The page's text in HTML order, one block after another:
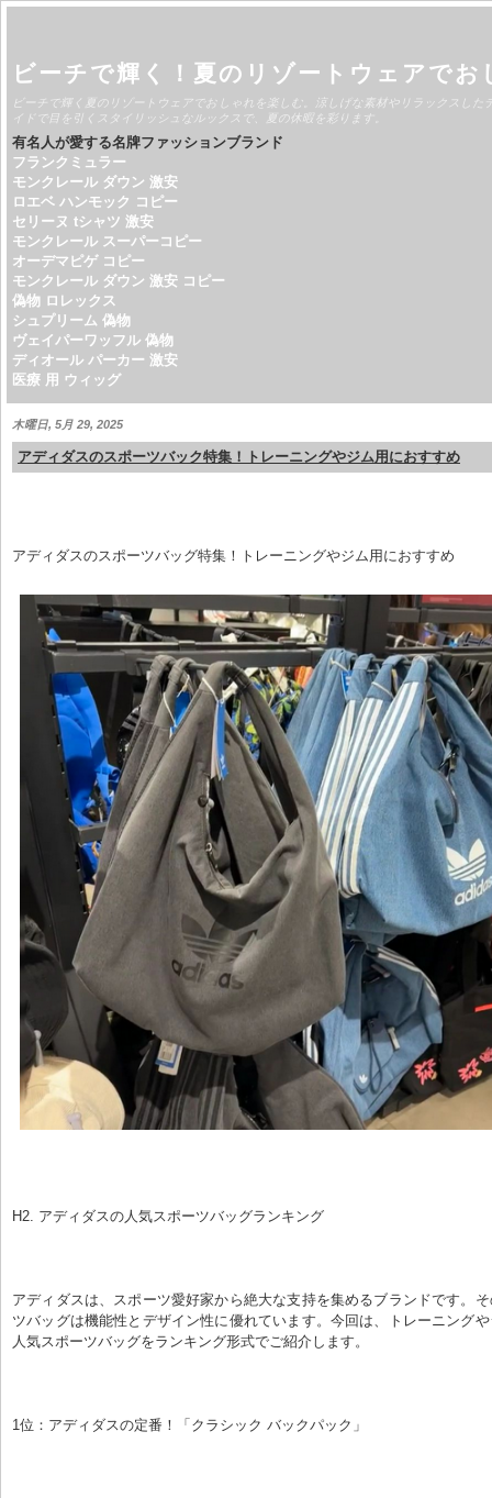
ビーチで輝く！夏のリゾートウェアでお
ビーチで輝く夏のリゾートウェアでおしゃれを楽しむ。涼しげな素材やリラックスし
イドで目を引くスタイリッシュなルックスで、夏の休暇を彩ります。
有名人が愛する名牌ファッションブランド
フランクミュラー
モンクレール ダウン 激安
ロエベ ハンモック コピー
セリーヌ tシャツ 激安
モンクレール スーパーコピー
オーデマピゲ コピー
モンクレール ダウン 激安 コピー
偽物 ロレックス
シュプリーム 偽物
ヴェイパーワッフル 偽物
ディオール パーカー 激安
医療 用 ウィッグ
木曜日, 5月 29, 2025
アディダスのスポーツバック特集！トレーニングやジム用におすすめ
アディダスのスポーツバッグ特集！トレーニングやジム用におすすめ
H2. アディダスの人気スポーツバッグランキング
アディダスは、スポーツ愛好家から絶大な支持を集めるブランドです。
ツバッグは機能性とデザイン性に優れています。今回は、トレーニング
人気スポーツバッグをランキング形式でご紹介します。
1位：アディダスの定番！「クラシック バックパック」